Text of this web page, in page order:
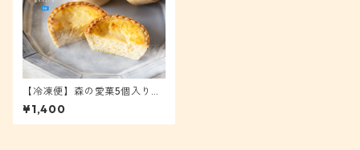
【冷凍便】森の愛菓5個入り
新鮮！生チーズケーキ [愛菓
５]
¥1,400